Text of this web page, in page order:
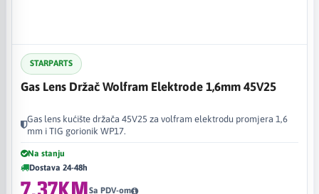
STARPARTS
Gas Lens Držač Wolfram Elektrode 1,6mm 45V25
Gas lens kućište držača 45V25 za volfram elektrodu promjera 1,6
mm i TIG gorionik WP17.
Na stanju
Dostava 24-48h
Sa PDV-om